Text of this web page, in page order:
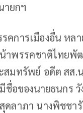
ยกฯ
คการเมืองอื่น ห
าพรรคชาติไทย
มทรัพย์ อดีต สส.
ชื่อของนายธนกร
ดลาภา นางพิชช